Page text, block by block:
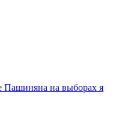
Пашиняна на выборах я